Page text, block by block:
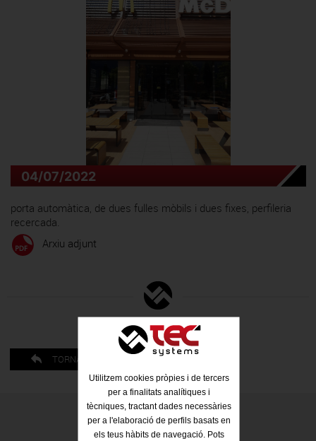
04/07/2022
porta automàtica, de dues fulles mòbils i dues fixes, perfileria
recercada.
Arxiu adjunt
TORNAR
Utilitzem cookies pròpies i de tercers
per a finalitats analítiques i
tècniques, tractant dades necessàries
per a l'elaboració de perfils basats en
els teus hàbits de navegació. Pots